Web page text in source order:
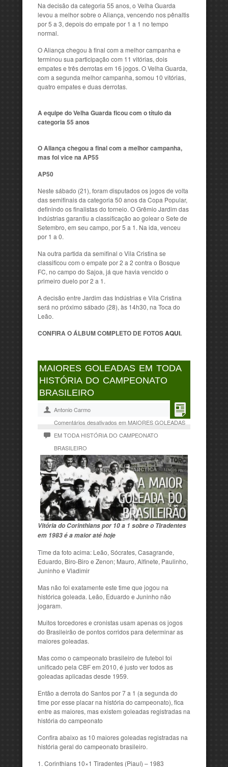
Na decisão da categoria 55 anos, o Velha Guarda
levou a melhor sobre o Aliança, vencendo nos pênaltis
por 5 a 3, depois do empate por 1 a 1 no tempo
normal.
O Aliança chegou à final com a melhor campanha e
terminou sua participação com 11 vitórias, dois
empates e três derrotas em 16 jogos. O Velha Guarda,
com a segunda melhor campanha, somou 10 vitórias,
quatro empates e duas derrotas.
A equipe do Velha Guarda ficou com o título da
categoria 55 anos
O Aliança chegou a final com a melhor campanha,
mas foi vice na AP55
AP50
Neste sábado (21), foram disputados os jogos de volta
das semifinais da categoria 50 anos da Copa Popular,
definindo os finalistas do torneio. O Grêmio Jardim das
Indústrias garantiu a classificação ao golear o Sete de
Setembro, em seu campo, por 5 a 1. Na ida, venceu
por 1 a 0.
Na outra partida da semifinal o Vila Cristina se
classificou com o empate por 2 a 2 contra o Bosque
FC, no campo do Sajoa, já que havia vencido o
primeiro duelo por 2 a 1.
A decisão entre Jardim das Indústrias e Vila Cristina
será no próximo sábado (28), às 14h30, na Toca do
Leão.
CONFIRA O ÁLBUM COMPLETO DE FOTOSAQUI.
MAIORES GOLEADAS EM TODA
HISTÓRIA DO CAMPEONATO
BRASILEIRO
Antonio Carmo
Comentários desativados em MAIORES GOLEADAS
EM TODA HISTÓRIA DO CAMPEONATO
BRASILEIRO
Vitória do Corinthians por 10 a 1 sobre o Tiradentes
em 1983 é a maior até hoje
Time da foto acima: Leão, Sócrates, Casagrande,
Eduardo, Biro-Biro e Zenon; Mauro, Alfinete, Paulinho,
Juninho e Vladimir
Mas não foi exatamente este time que jogou na
histórica goleada. Leão, Eduardo e Juninho não
jogaram.
Muitos torcedores e cronistas usam apenas os jogos
do Brasileirão de pontos corridos para determinar as
maiores goleadas.
Mas como o campeonato brasileiro de futebol foi
unificado pela CBF em 2010, é justo ver todos as
goleadas aplicadas desde 1959.
Então a derrota do Santos por 7 a 1 (a segunda do
time por esse placar na história do campeonato), fica
entre as maiores, mas existem goleadas registradas na
história do campeonato
Confira abaixo as 10 maiores goleadas registradas na
história geral do campeonato brasileiro.
Corinthians 10×1 Tiradentes (Piauí) – 1983